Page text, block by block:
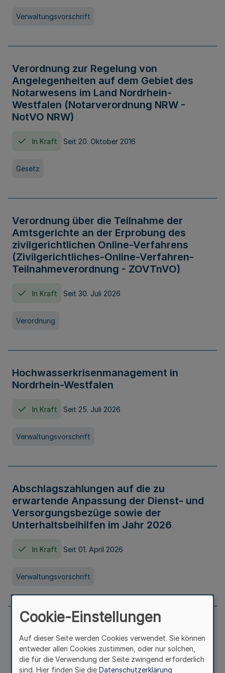
Verwaltungsvorschrift
Verordnung zur Regelung von
Angelegenheiten auf dem Gebiet des
Notarwesens im Land Nordrhein-
Westfalen (Notarverordnung NRW -
NotVO NRW)
In Kraft Seit 20. Oktober 2016
Gesetz
Verordnung über die Teilnahme der
Amtsgerichte an der Erprobung des
zivilgerichtlichen Online-Verfahrens
(Zivilgerichtliches-Online-Verfahren-
Teilnahmeverordnung - ZOVTnVO)
In Kraft Seit 30. Juli 2026
Verordnung
Hochwasserkrisenmanagement in
Nordrhein-Westfalen
In Kraft Seit 25. Juli 2026
Verwaltungsvorschrift
Abschlagszahlungen auf die zu
erwartende Anpassung der Dienst- und
Versorgungsbezüge sowie der
Unterhaltsbeihilfen im Jahr 2026
In Kraft Seit 01. April 2026
Verwaltungsvorschrift
Richtlinie zur Gewährung von
Zuwendungen für Maßnahmen zur
Stärkung der alltagsintegrierten
sprachlichen Bildungsarbeit in
Cookie-Einstellungen
Auf dieser Seite werden Cookies verwendet. Sie können
entweder allen Cookies zustimmen, oder nur solchen,
die für die Verwendung der Seite zwingend erforderlich
sind. Hier finden Sie die Datenschutzerklärung